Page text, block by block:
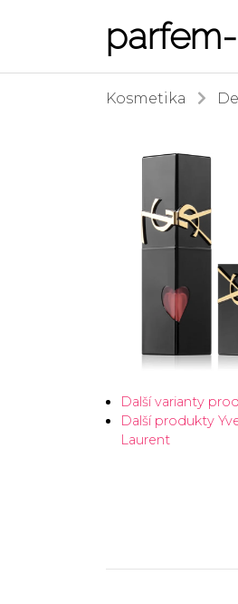
Kosmetika
Další varianty
Další produkty
Laurent